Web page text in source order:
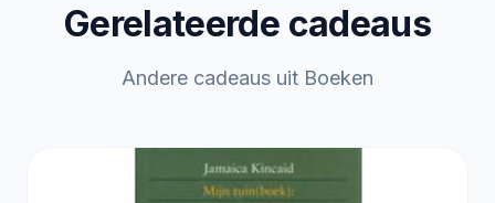
Gerelateerde cadeaus
Andere cadeaus uit Boeken